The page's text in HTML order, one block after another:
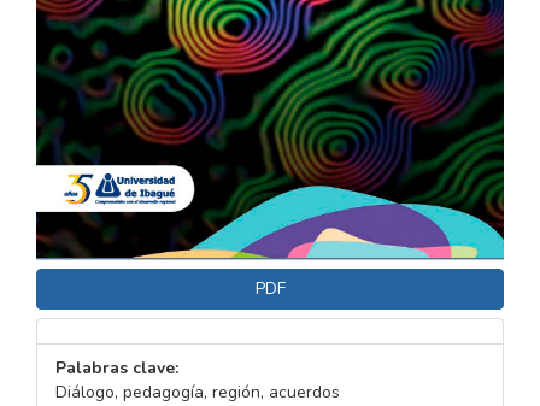
PDF
Palabras clave:
Diálogo, pedagogía, región, acuerdos